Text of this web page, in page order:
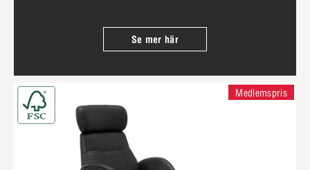
Se mer här
Medlemspris